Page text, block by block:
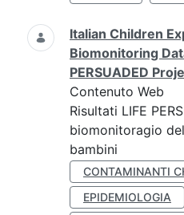
Italian Children
Biomonitoring
PERSUADED
Contenuto Web
Risultati LIFE
biomonitoragio
bambini
CONTAMINANTI
EPIDEMIOLOGIA